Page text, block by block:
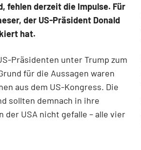
fehlen derzeit die Impulse. Für
der US-Präsident Donald
hat.
Präsidenten unter Trump zum
für die Aussagen waren
aus dem US-Kongress. Die
sollten demnach in ihre
der USA nicht gefalle – alle vier